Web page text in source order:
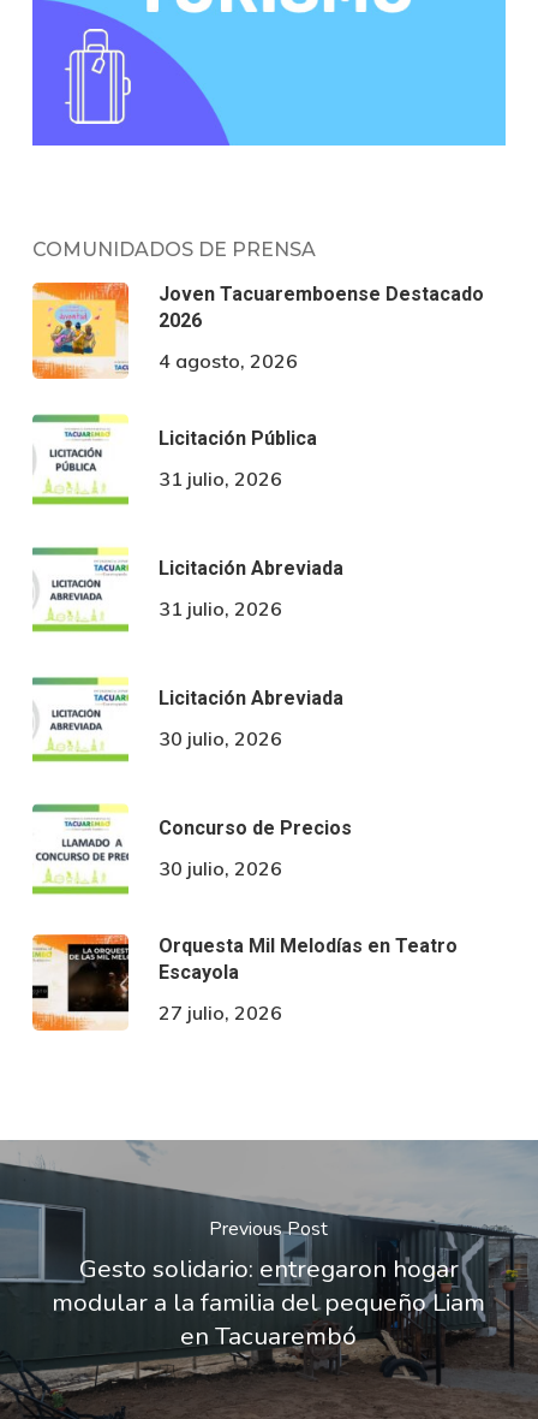
COMUNIDADOS DE PRENSA
Joven Tacuaremboense Destacado
2026
4 agosto, 2026
Licitación Pública
31 julio, 2026
Licitación Abreviada
31 julio, 2026
Licitación Abreviada
30 julio, 2026
Concurso de Precios
30 julio, 2026
Orquesta Mil Melodías en Teatro
Escayola
27 julio, 2026
Previous Post
Gesto solidario: entregaron hogar
modular a la familia del pequeño Liam
en Tacuarembó